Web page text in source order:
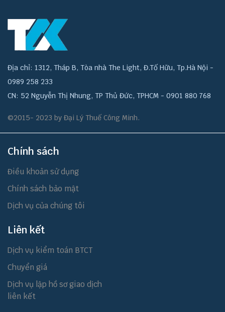
Địa chỉ: 1312, Tháp B, Tòa nhà The Light, Đ.Tố Hữu, Tp.Hà Nội -
0989 258 233
CN: 52 Nguyễn Thị Nhung, TP Thủ Đức, TPHCM - 0901 880 768
©2015- 2023 by Đại Lý Thuế Công Minh.
Chính sách
Điều khoản sử dụng
Chính sách bảo mật
Dịch vụ của chúng tôi
Liên kết
Dịch vụ kiểm toán BTCT
Chuyển giá
Dịch vụ lập hồ sơ giao dịch
liên kết